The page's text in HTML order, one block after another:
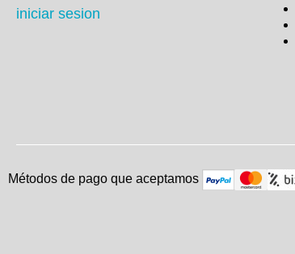
iniciar sesion
Métodos de pago que aceptamos